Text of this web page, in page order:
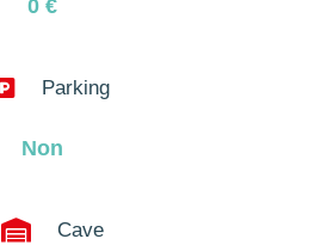
0 €
Parking
Non
 Cave